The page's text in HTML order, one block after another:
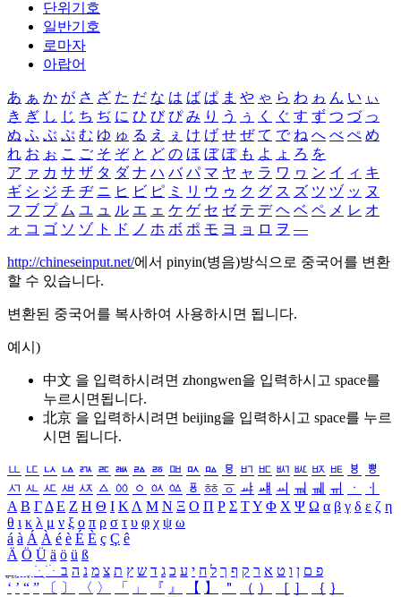
단위기호
일반기호
로마자
아랍어
あ ぁ か が さ ざ た だ な は ば ぱ ま や ゃ ら わ ゎ ん い ぃ
き ぎ し じ ち ぢ に ひ び ぴ み り う ぅ く ぐ す ず つ づ っ
ぬ ふ ぶ ぷ む ゆ ゅ る え ぇ け げ せ ぜ て で ね へ べ ぺ め
れ お ぉ こ ご そ ぞ と ど の ほ ぼ ぽ も よ ょ ろ を
ア ァ カ サ ザ タ ダ ナ ハ バ パ マ ヤ ャ ラ ワ ヮ ン イ ィ キ
ギ シ ジ チ ヂ ニ ヒ ビ ピ ミ リ ウ ゥ ク グ ス ズ ツ ヅ ッ ヌ
フ ブ プ ム ユ ュ ル エ ェ ケ ゲ セ ゼ テ デ ヘ ベ ペ メ レ オ
ォ コ ゴ ソ ゾ ト ド ノ ホ ボ ポ モ ヨ ョ ロ ヲ ―
http://chineseinput.net/에서 pinyin(병음)방식으로 중국어를 변환
할 수 있습니다.
변환된 중국어를 복사하여 사용하시면 됩니다.
예시)
中文 을 입력하시려면 zhongwen을 입력하시고 space를
누르시면됩니다.
北京 을 입력하시려면 beijing을 입력하시고 space를 누르
시면 됩니다.
ㅥ ㅦ ㅧ ㅨ ㅩ ㅪ ㅫ ㅬ ㅭ ㅮ ㅯ ㅰ ㅱ ㅲ ㅳ ㅴ ㅵ ㅶ ㅷ ㅸ
ㅹ
ㅺ ㅻ ㅼ ㅽ ㅾ ㅿ ㆀ ㆁ ㆂ ㆃ ㆄ ㆅ ㆆ ㆇ ㆈ ㆉ ㆊ ㆋ ㆌ ㆍ
ㆎ
Α Β ΓΔ Ε Ζ Η Θ Ι ΚΛ Μ Ν Ξ Ο Π Ρ Σ ΤΥ Φ Χ Ψ Ω α β γ δ ε ζ η
θ ι κ λ μ ν ξ ο π ρ σ τ υ φ χ ψ ω
á à Á À é è É È ç Ç ê
Ä Ö Ü ä ö ü ß
ִֶֹ ֻּ ׁׂ פ ם ן ו ט א ר ק ף ך ל ח י ע כ ג ד ש ץ ת צ מ נ ה ב
‘ ’ “ ” 〔 〕 〈 〉 「 」 『 』 【 】 ＂ （ ） ［ ］ ｛ ｝